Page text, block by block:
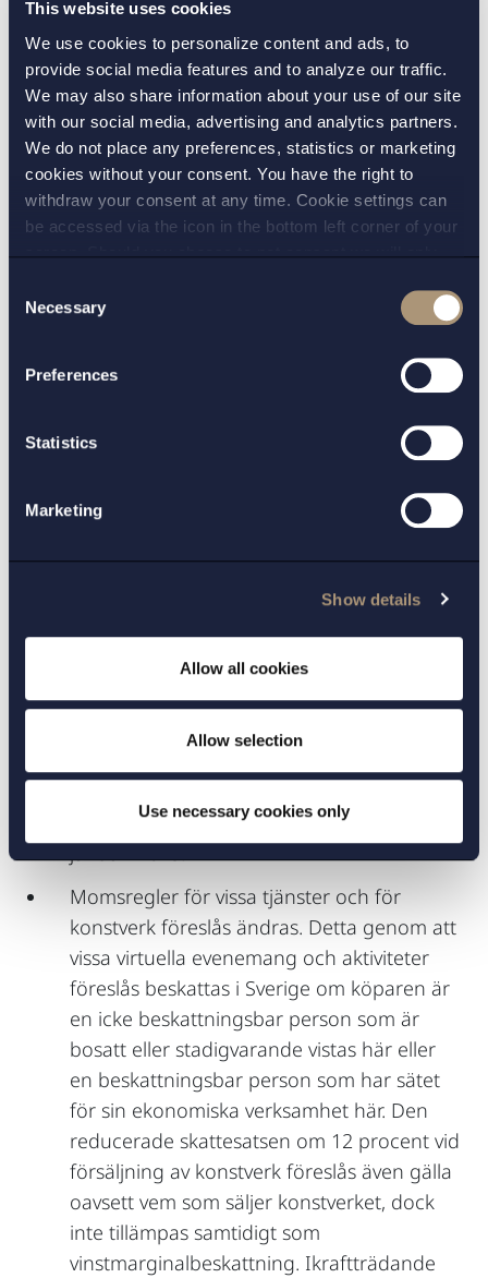
This website uses cookies
We use cookies to personalize content and ads, to
provide social media features and to analyze our traffic.
We may also share information about your use of our site
with our social media, advertising and analytics partners.
We do not place any preferences, statistics or marketing
cookies without your consent. You have the right to
withdraw your consent at any time. Cookie settings can
be accessed via the icon in the bottom left corner of your
screen. Should you choose to not consent we will only
andprivacy policy
for more details on cookies and our
Selection
Necessary
Preferences
Statistics
Marketing
Show details
Allow all cookies
Allow selection
Use necessary cookies only
Vidare föreslås skatten på e-vätskor och
andra nikotinhaltiga produkter årligen
räknas om utifrån förändringar i
konsumentprisindex. Ikraftträdande 1
november 2024.
Punktskatten på spel föreslås höjas från 18
till 22 procent av behållningen för varje
beskattningsperiod. Ikraftträdande den 1
mervärdesskatt
Omsättningsgränsen för undantag från
80 000 kronor till 120 000 kronor per
kalenderår för att förbättra villkoren för de
allra minsta företagen. Ikraftträdande den
Omsättningsgränsen för momsundantag
föreslås tillämpas av beskattningsbara
personer som är etablerade i andra EU-
länder och motsvarande ska sådana
andra EU-länder. Ikraftträdande den 1
januari 2025.
Momsregler för vissa tjänster och för
konstverk föreslås ändras. Detta genom att
vissa virtuella evenemang och aktiviteter
föreslås beskattas i Sverige om köparen är
en icke beskattningsbar person som är
bosatt eller stadigvarande vistas här eller
en beskattningsbar person som har sätet
för sin ekonomiska verksamhet här. Den
reducerade skattesatsen om 12 procent vid
försäljning av konstverk föreslås även gälla
oavsett vem som säljer konstverket, dock
inte tillämpas samtidigt som
vinstmarginalbeskattning. Ikraftträdande